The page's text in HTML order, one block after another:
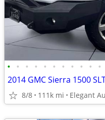
• • • • • • • • • • •
2014 GMC Sierra 1500
8/8 111k mi Elegant